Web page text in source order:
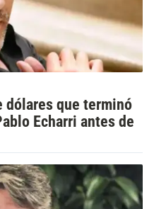
dólares que terminó
Echarri antes de